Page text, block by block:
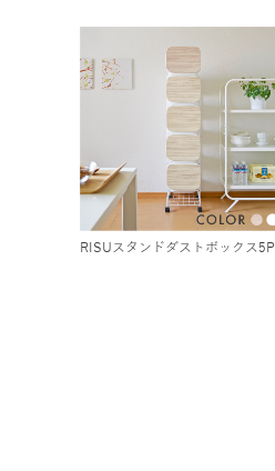
RISUスタンドダストボックス5P